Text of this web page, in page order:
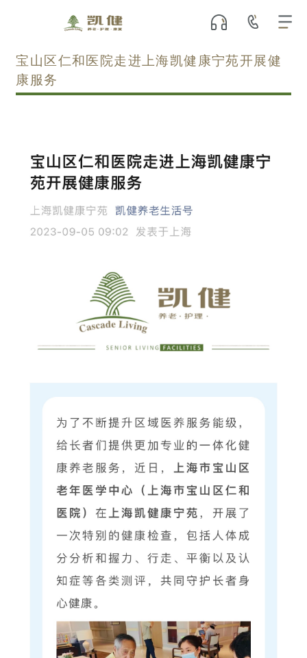
宝山区仁和医院走进上海凯健康宁苑开展健
康服务